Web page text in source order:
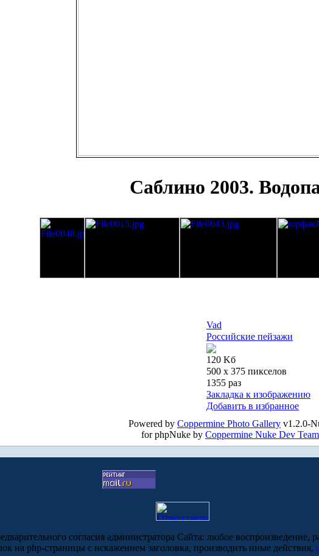
Саблино 2003.
Vad
Российские пейзажи
120 Kб
500 x 375 пикселов
1355 раз
Закладка к изображению
Добавить в избранное
Powered by Coppermine Photo Gallery v1.2.0-
for phpNuke by Coppermine Nuke Dev Team
согласия администратора Сайта: любое воспроизведение,
на php-страницы с искажением заголовка, производить иные действия,